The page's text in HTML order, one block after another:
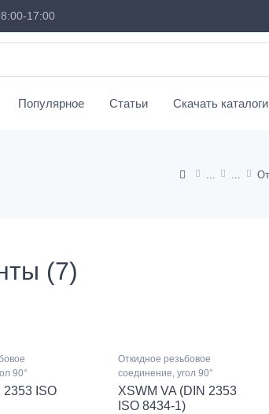
17:00
Популярное Статьи Скачать каталоги
(7)
90°
2353 ISO
Откидное резьбовое
соединение, угол 90°
XSWM VA (DIN 2353
ISO 8434-1)